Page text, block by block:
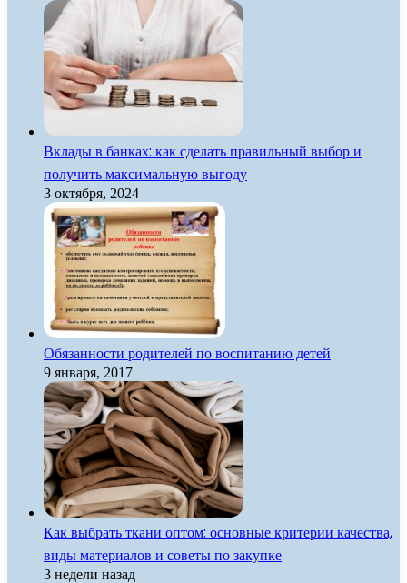
Вклады в банках: как сделать правильный выбор и
получить максимальную выгоду
3 октября, 2024
Обязанности родителей по воспитанию детей
9 января, 2017
Как выбрать ткани оптом: основные критерии качества,
виды материалов и советы по закупке
3 недели назад